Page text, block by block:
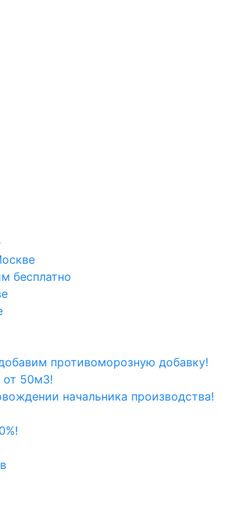
бесплатно
противоморозную добавку!
от 50м3!
начальника производства!